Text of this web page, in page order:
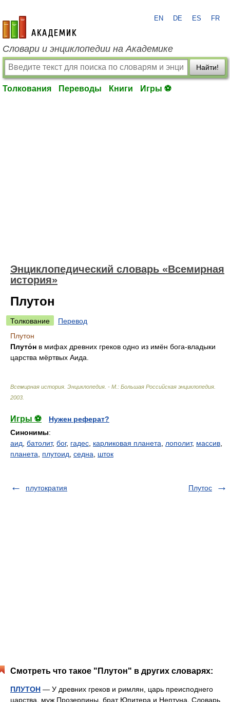
academic.ru
EN DE ES FR
Словари и энциклопедии на Академике
Найти!
Толкования Переводы Книги Игры ⚽
Энциклопедический словарь «Всемирная
история»
Плутон
Толкование
Перевод
Плутон
Плуто́н в мифах древних греков одно из имён бога-владыки
царства мёртвых Аида.
Всемирная история. Энциклопедия. - М.: Большая Российская энциклопедия
2003
Игры ⚽
Нужен реферат?
Синонимы:
аид батолит, бог, гадес карликовая планета лополит, массив
планета
плутоид седна шток
плутократия Плутос
Смотреть что такое "Плутон" в других словарях:
ПЛУТОН — У древних греков и римлян, царь преисподнего
царства, муж Прозерпины, брат Юпитера и Нептуна. Словарь